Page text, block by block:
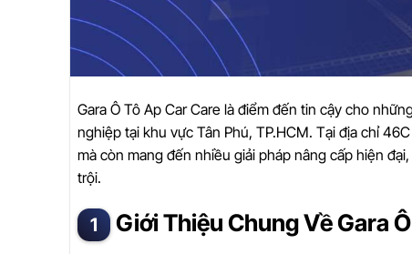
Gara Ô Tô Ap Car Care là điểm đến tin cậy cho
nghiệp tại khu vực Tân Phú, TP.HCM. Tại địa chỉ
mà còn mang đến nhiều giải pháp nâng cấp hiện
trội.
Giới Thiệu Chung Về Gara